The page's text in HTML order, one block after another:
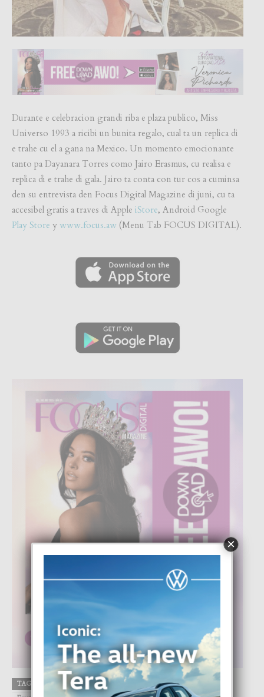
Durante e celebracion grandi riba e plaza publico, Miss
Universo 1993 a ricibi un bunita regalo, cual ta un replica di
e trahe cu el a gana na Mexico. Un momento emocionante
tanto pa Dayanara Torres como Jairo Erasmus, cu realisa e
replica di e trahe di gala. Jairo ta conta con tur cos a cuminsa
den su entrevista den Focus Digital Magazine di juni, cu ta
accesibel gratis a traves di Apple iStore, Android Google
Play Store y www.focus.aw (Menu Tab FOCUS DIGITAL).
TAGS Apple Dayanara Dayanara Torres
DIGITAL
×